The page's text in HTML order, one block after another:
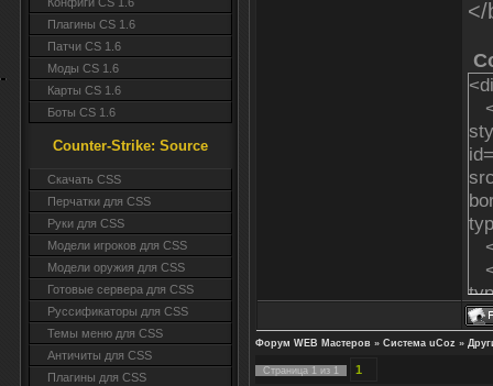
Конфиги CS 1.6
Плагины CS 1.6
Патчи CS 1.6
Моды CS 1.6
Карты CS 1.6
Боты CS 1.6
Counter-Strike: Source
Cкачать CSS
Перчатки для CSS
Руки для CSS
Модели игроков для CSS
Модели оружия для CSS
Готовые сервера для CSS
Руссификаторы для CSS
Темы меню для CSS
Античиты для CSS
Плагины для CSS
</
Форум WEB Мастеров » Система uCoz »
Страница 1 из 1 1